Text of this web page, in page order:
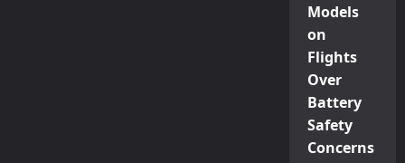
Models
on
Flights
Over
Battery
Safety
Concerns